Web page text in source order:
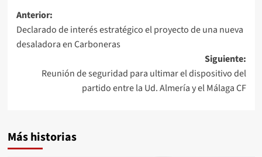
Navegación
de
entradas
Anterior:
Declarado de interés estratégico el proyecto de una nueva
desaladora en Carboneras
Siguiente:
Reunión de seguridad para ultimar el dispositivo del
partido entre la Ud. Almería y el Málaga CF
Más historias